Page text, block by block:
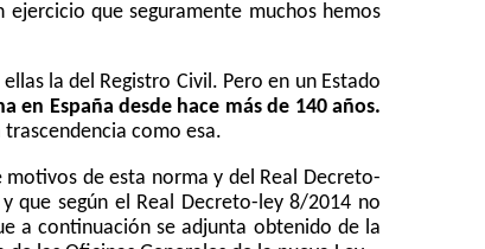
que seguramente muchos hemos
la del Registro Civil. Pero en un Estado
España desde hace más de 140 años.
como esa.
de esta norma y del Real Decreto-
que según el Real Decreto-ley 8/2014 no
a continuación se adjunta obtenido de la